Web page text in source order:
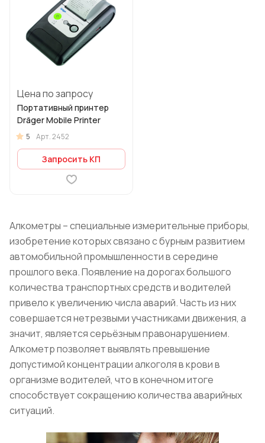
Цена по запросу
Портативный принтер
Dräger Mobile Printer
5 Арт.2452
Запросить КП
Алкометры – специальные измерительные приборы,
изобретение которых связано с бурным развитием
автомобильной промышленности в середине
прошлого века. Появление на дорогах большого
количества транспортных средств и водителей
привело к увеличению числа аварий. Часть из них
совершается нетрезвыми участниками движения, а
значит, является серьёзным правонарушением.
Алкометр позволяет выявлять превышение
допустимой концентрации алкоголя в крови в
организме водителей, что в конечном итоге
способствует сокращению количества аварийных
ситуаций.